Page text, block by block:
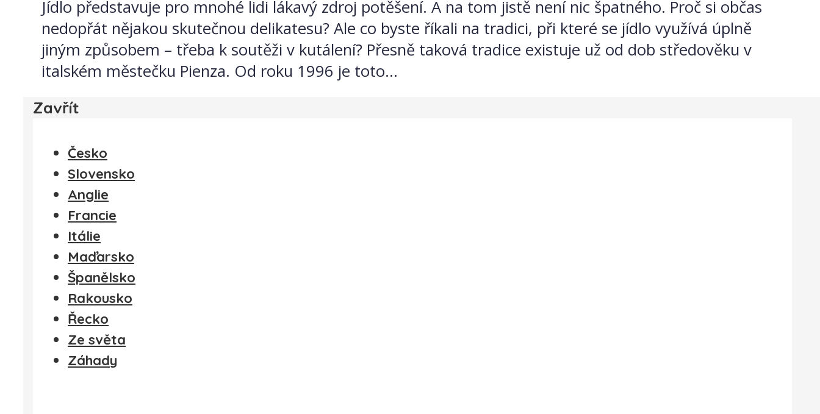
Jídlo představuje pro mnohé lidi lákavý zdroj potěšení. A na tom jistě není nic špatného. Proč si občas
nedopřát nějakou skutečnou delikatesu? Ale co byste říkali na tradici, při které se jídlo využívá úplně
jiným způsobem – třeba k soutěži v kutálení? Přesně taková tradice existuje už od dob středověku v
italském městečku Pienza. Od roku 1996 je toto...
Zavřít
Česko
Slovensko
Anglie
Francie
Itálie
Maďarsko
Španělsko
Rakousko
Řecko
Ze světa
Záhady